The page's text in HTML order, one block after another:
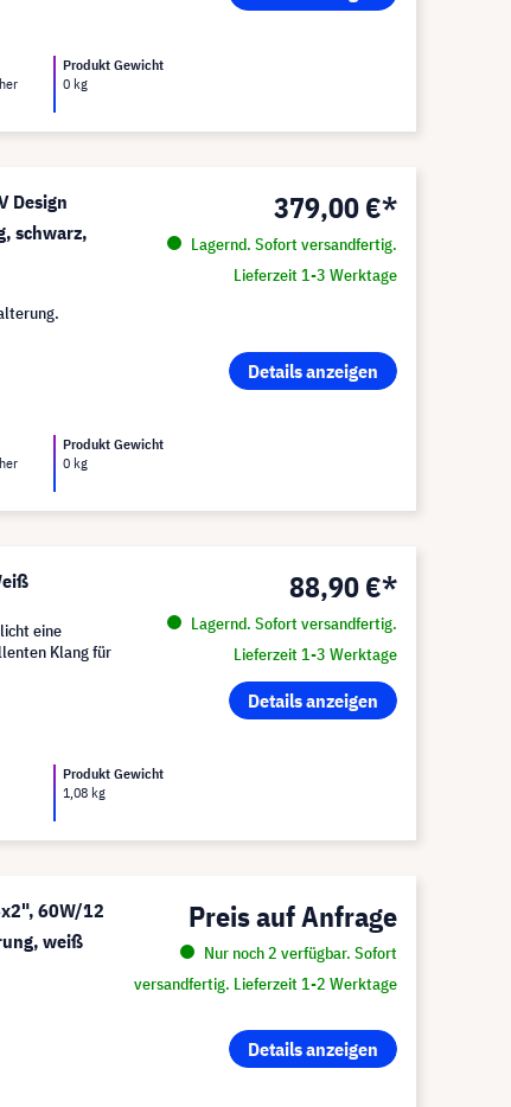
Produkt Gewicht
0 kg
Design
schwarz,
379,00 €*
Lagernd. Sofort versandfertig.
Lieferzeit 1-3 Werktage
Details anzeigen
Produkt Gewicht
0 kg
88,90 €*
Lagernd. Sofort versandfertig.
Lieferzeit 1-3 Werktage
Details anzeigen
eine
Klang für
Produkt Gewicht
1,08 kg
60W/12
weiß
Preis auf Anfrage
Nur noch 2 verfügbar. Sofort
versandfertig. Lieferzeit 1-2 Werktage
Details anzeigen